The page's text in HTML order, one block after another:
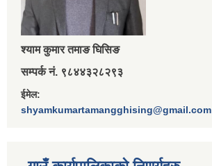
श्‍याम कुमार तमाङ घिसिङ
सम्पर्क नं. ९८४४३२८२९३
ईमेल:
shyamkumartamangghising@gmail.com